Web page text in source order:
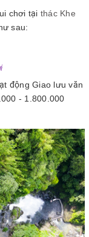
chơi tại thác Khe
sau:
động Giao lưu văn
- 1.800.000